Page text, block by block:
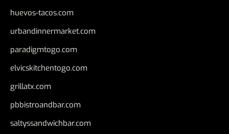
huevos-tacos.com
urbandinnermarket.com
paradigmtogo.com
elvicskitchentogo.com
grillatx.com
pbbistroandbar.com
saltyssandwichbar.com